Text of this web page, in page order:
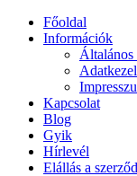
Főoldal
Információk
Általános
Kapcsolat
Blog
Gyik
Hírlevél
Elállás a